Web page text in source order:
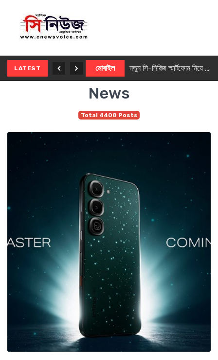
LATEST মোবাইল নতুন সি-সিরিজ স্মার্টফোন নিয়ে আসছে রিয়েলমি
News
Total 4408 Posts